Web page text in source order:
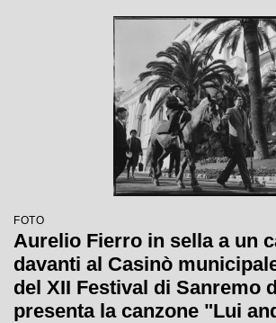
FOTO
Aurelio Fierro in sella a un
davanti al Casinò
del XII Festival di Sanremo
presenta la canzone "Lui